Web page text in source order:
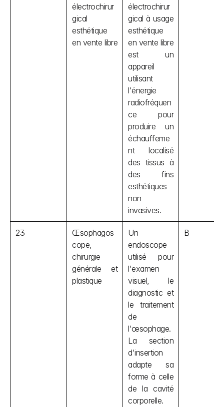
électrochirur
gical
esthétique
en vente libre
électrochirur
gical à usage
esthétique
en vente libre
est un
appareil
utilisant
l'énergie
radiofréquen
ce pour
produire un
échauffeme
nt localisé
des tissus à
des fins
esthétiques
non
invasives.
23
Œsophagos
cope,
chirurgie
générale et
plastique
Un
endoscope
utilisé pour
l'examen
visuel, le
diagnostic et
le traitement
de
l'œsophage.
La section
d'insertion
adapte sa
forme à celle
de la cavité
corporelle.
B